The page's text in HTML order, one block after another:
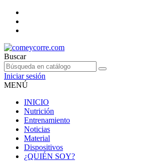
Buscar
Iniciar sesión
MENÚ
INICIO
Nutrición
Entrenamiento
Noticias
Material
Dispositivos
¿QUIÉN SOY?